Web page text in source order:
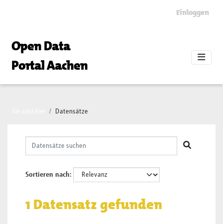
Einloggen
Open Data
Portal Aachen
Datensätze
Sortieren nach
1 Datensatz gefunden